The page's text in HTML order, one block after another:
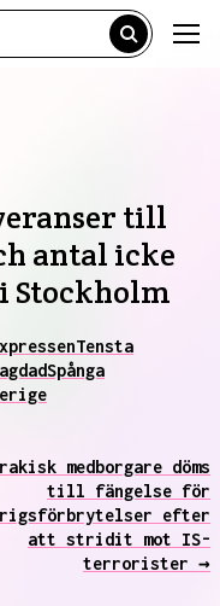
till
antal icke
Stockholm
Tensta
Spånga
medborgare döms
till fängelse för
efter
att stridit mot IS-
terrorister →